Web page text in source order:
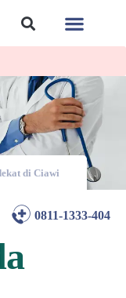
di Ciawi
0811-1333-404